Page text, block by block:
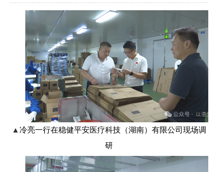
▲ 冷亮一行在稳健平安医疗科技（湖南）有限公司现场调
研